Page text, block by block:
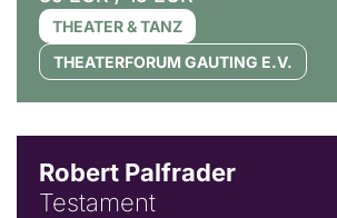
THEATER & TANZ
THEATERFORUM GAUTING E.V.
Robert Palfrader
Testament